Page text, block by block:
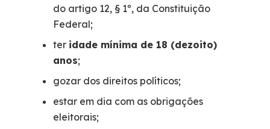
do artigo 12, § 1º, da Constituição
Federal;
ter idade mínima de 18 (dezoito)
anos;
gozar dos direitos políticos;
estar em dia com as obrigações
eleitorais;